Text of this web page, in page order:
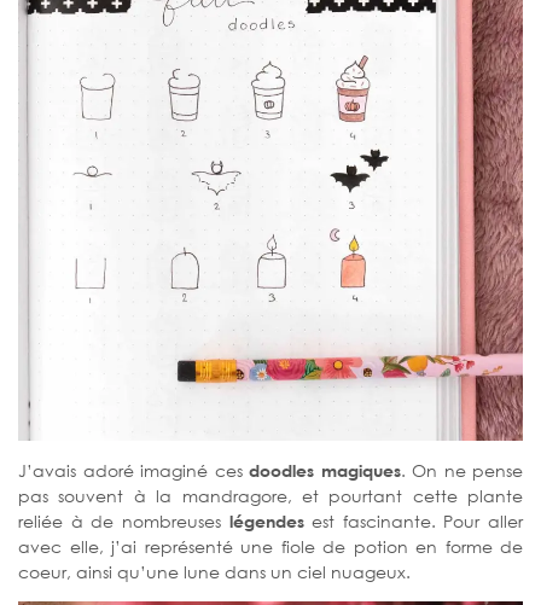
J’avais adoré imaginé ces doodles magiques. On ne pense
pas souvent à la mandragore, et pourtant cette plante
reliée à de nombreuses légendesest fascinante. Pour aller
avec elle, j’ai représenté une fiole de potion en forme de
coeur, ainsi qu’une lune dans un ciel nuageux.